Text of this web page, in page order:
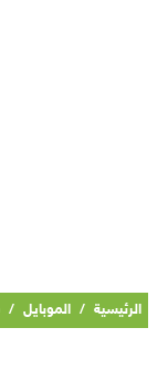
الرئيسية / الموبايل /